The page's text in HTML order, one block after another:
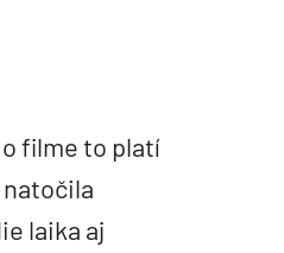
filme to platí
laika aj